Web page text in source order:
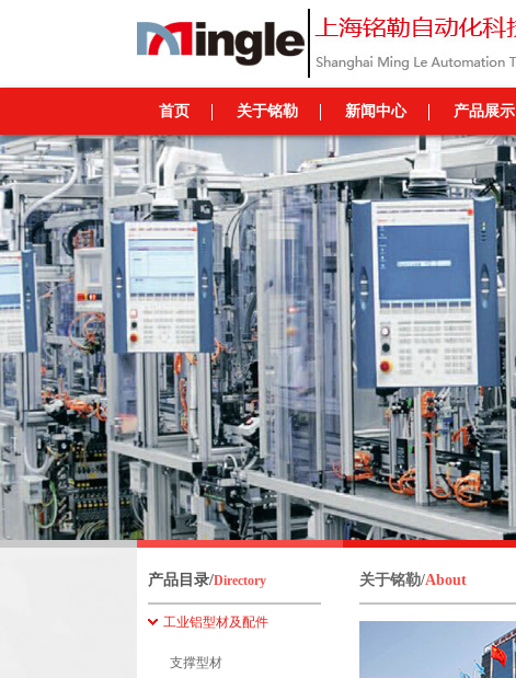
首页 关于铭勒 新闻中心 产品展示
产品目录/Directory
工业铝型材及配件
支撑型材
关于铭勒/About